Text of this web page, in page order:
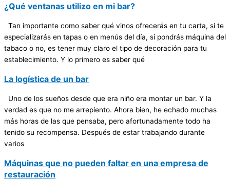
¿Qué ventanas utilizo en mi bar?
Tan importante como saber qué vinos ofrecerás en tu carta, si te
especializarás en tapas o en menús del día, si pondrás máquina del
tabaco o no, es tener muy claro el tipo de decoración para tu
establecimiento. Y lo primero es saber qué
La logística de un bar
Uno de los sueños desde que era niño era montar un bar. Y la
verdad es que no me arrepiento. Ahora bien, he echado muchas
más horas de las que pensaba, pero afortunadamente todo ha
tenido su recompensa. Después de estar trabajando durante
varios
Máquinas que no pueden faltar en una empresa de
restauración